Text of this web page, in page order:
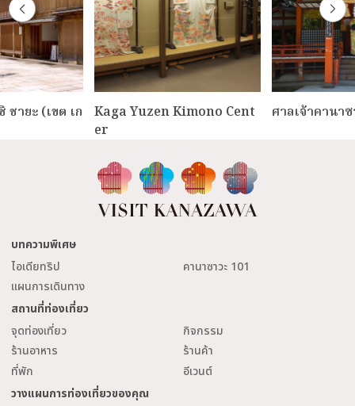
ชายะ (เขต เก
Kaga Yuzen Kimono Cent
er
ศาลเจ้าคานา
บทความพิเศษ
ไอเดียทริป
คานาซาวะ 101
แผนการเดินทาง
สถานที่ท่องเที่ยว
จุดท่องเที่ยว
กิจกรรม
ร้านอาหาร
ร้านค้า
ที่พัก
อีเวนต์
วางแผนการท่องเที่ยวของคุณ